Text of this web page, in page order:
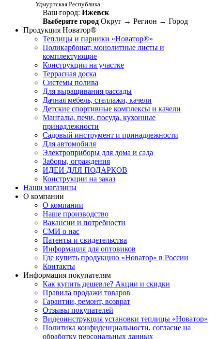
Удмуртская Республика
Ваш город: Ижевск
Выберите город Округ → Регион → Город
Продукция Новатор®
Теплицы и парники «Новатор®»
Поликарбонат, монолитные листы и
комплектующие
Конструкции на участке
Террасная доска
Системы полива
Для выращивания рассады
Дачная мебель, стеллажи, качели
Детские спортивные комплексы и качели
Мангалы, печи, посуда, кухонные
принадлежности
Садовый инструмент и принадлежности
Для автомобиля
Электроприборы для дома и сада
Заборы, ограждения
ИДЕИ ДЛЯ ПОДАРКОВ
Конструкции на заказ
Наши магазины
О компании
О компании
Наше производство
Вакансии и потребности
СМИ о нас
Патенты и свидетельства
Информация для оптовиков
Где купить продукцию «Новатор» в России
Контакты
Информация покупателям
Как купить дешевле? Акции и скидки
Правила продажи товаров
Гарантии, ремонт, возврат
Отзывы покупателей
Видеоинструкция установки теплицы «Новатор»
Политика конфиденциальности, согласие на
обработку персональных данных